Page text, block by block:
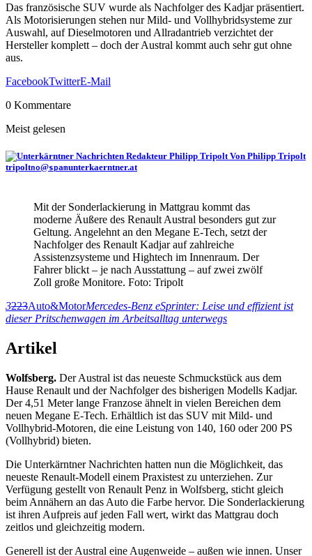
Das französische SUV wurde als Nachfolger des Kadjar präsentiert.
Als Motorisierungen stehen nur Mild- und Vollhybridsysteme zur
Auswahl, auf Dieselmotoren und Allradantrieb verzichtet der
Hersteller komplett – doch der Austral kommt auch sehr gut ohne
aus.
FacebookTwitterE-Mail
0 Kommentare
Meist gelesen
Von Philipp Tripolt
tripoltno@spamunterkaerntner.at
Mit der Sonderlackierung in Mattgrau kommt das
moderne Äußere des Renault Austral besonders gut zur
Geltung. Angelehnt an den Megane E-Tech, setzt der
Nachfolger des Renault Kadjar auf zahlreiche
Assistenzsysteme und Hightech im Innenraum. Der
Fahrer blickt – je nach Ausstattung – auf zwei zwölf
Zoll große Monitore. Foto: Tripolt
3223Auto&MotorMercedes-Benz eSprinter: Leise und effizient ist
dieser Pritschenwagen im Arbeitsalltag unterwegs
Artikel
Wolfsberg. Der Austral ist das neueste Schmuckstück aus dem
Hause Renault und der Nachfolger des bisherigen Modells Kadjar.
Der 4,51 Meter lange Franzose ähnelt in vielen Bereichen dem
neuen Megane E-Tech. Erhältlich ist das SUV mit Mild- und
Vollhybrid-Motoren, die eine Leistung von 140, 160 oder 200 PS
(Vollhybrid) bieten.
Die Unterkärntner Nachrichten hatten nun die Möglichkeit, das
neueste Renault-Modell einem Praxistest zu unterziehen. Zur
Verfügung gestellt von Renault Penz in Wolfsberg, sticht gleich
beim Annähern an das Auto die Farbe hervor. Die Sonderlackierung
ist ihren Aufpreis auf jeden Fall wert, wirkt das Mattgrau doch
zeitlos und gleichzeitig modern.
Generell ist der Austral eine Augenweide – außen wie innen. Unser